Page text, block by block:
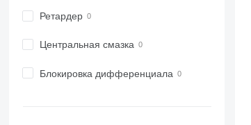
Ретардер
Центральная смазка
Блокировка дифференциала